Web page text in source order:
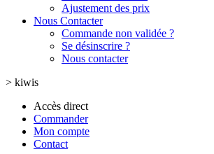
Ajustement des prix
Nous Contacter
Commande non validée ?
Se désinscrire ?
Nous contacter
> kiwis
Accès direct
Commander
Mon compte
Contact